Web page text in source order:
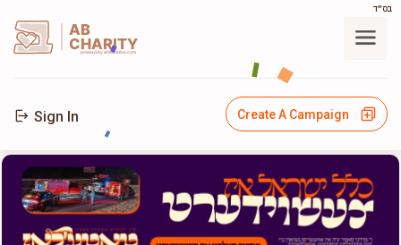
בס"ד
AB
CHARITY
powerd by ahblicklive.com
Sign In Create A Campaign